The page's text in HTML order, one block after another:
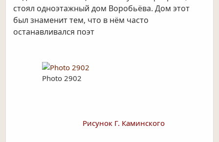
стоял одноэтажный дом Воробьёва. Дом этот
был знаменит тем, что в нём часто
останавливался поэт
Photo 2902
Рисунок Г. Каминского